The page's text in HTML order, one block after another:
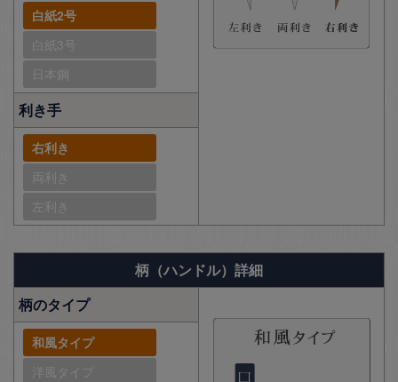
白紙2号
白紙3号
日本鋼
利き手
右利き
両利き
左利き
柄（ハンドル）詳細
柄のタイプ
和風タイプ
洋風タイプ